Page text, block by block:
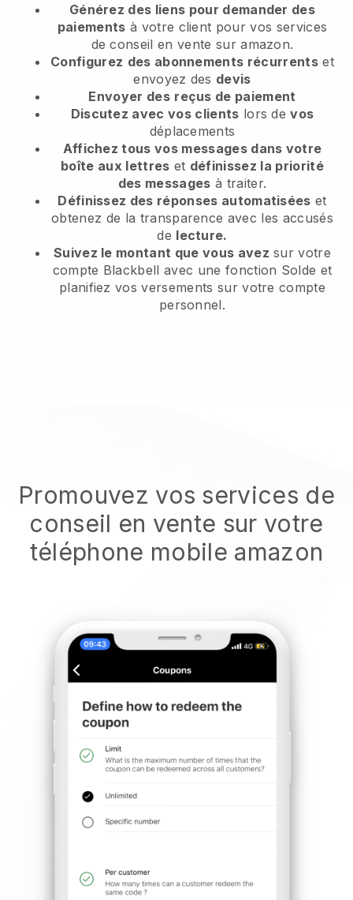
Générez des liens pour demander des
paiements à votre client pour vos services
de conseil en vente sur amazon.
Configurez des abonnements récurrentset
envoyez des devis
Envoyer des reçus de paiement
Discutez avec vos clients lors devos
déplacements
Affichez tous vos messages dans votre
boîte aux lettres et définissez la priorité
des messages à traiter.
Définissez des réponses automatisées et
obtenez de la transparence avec les accusés
de lecture.
Suivez le montant que vous avez sur votre
compte Blackbell avec une fonction Solde et
planifiez vos versements sur votre compte
personnel.
Promouvez vos services de
conseil en vente sur votre
téléphone mobile amazon